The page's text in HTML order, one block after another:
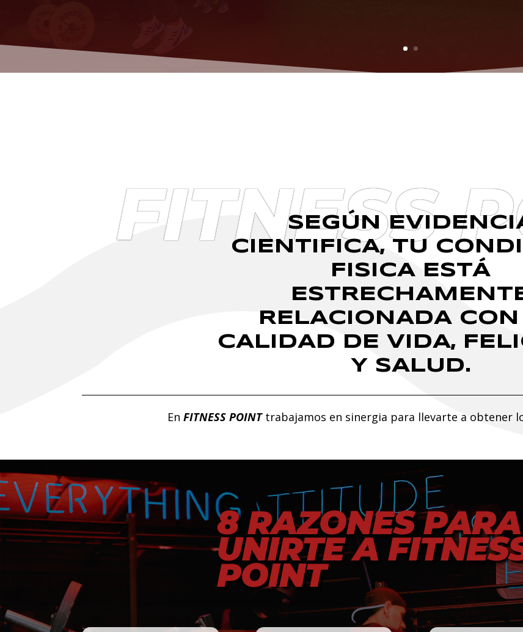
FITNESS
SEGÚN
CIENTIFICA, TU
FISICA ESTÁ
RELACIONADA CON
CALIDAD DE VIDA,
Y SALUD.
En FITNESS POINT trabajamos en sinergia para llevarte a obtener
8 RAZONES PARA
UNIRTE A
POINT